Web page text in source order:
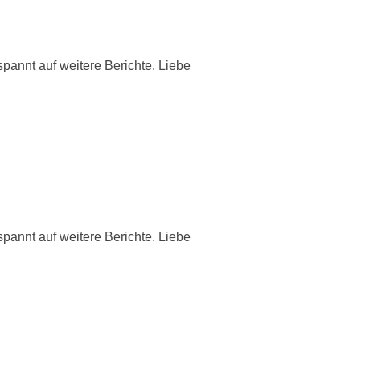
auf weitere Berichte. Liebe
auf weitere Berichte. Liebe